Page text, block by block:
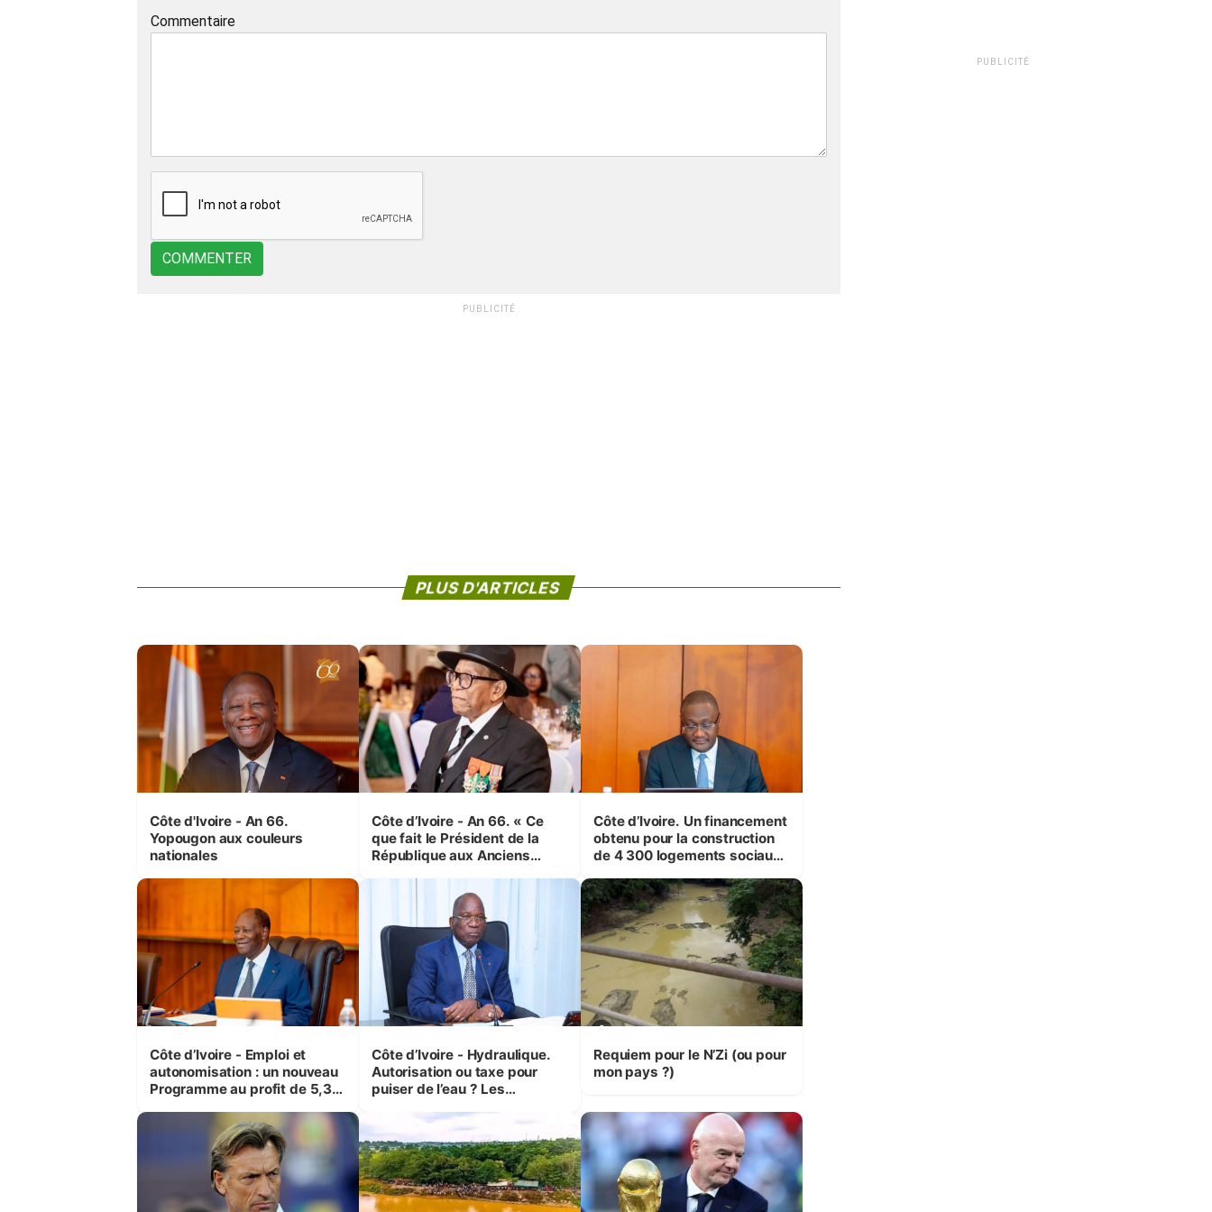
Commentaire
COMMENTER
PUBLICITÉ
PLUS D'ARTICLES
Côte d'Ivoire - An 66.
Yopougon aux couleurs
nationales
Côte d’Ivoire - An 66. « Ce
que fait le Président de la
République aux Anciens
(Cne Yassoungo Koné ®)
Côte d’Ivoire. Un financement
obtenu pour la construction
de 4 300 logements sociaux
Bouaké et Yamoussoukro
Côte d’Ivoire - Emploi et
autonomisation : un nouveau
Programme au profit de 5,3
Côte d’Ivoire - Hydraulique.
Autorisation ou taxe pour
puiser de l’eau ? Les
Requiem pour le N’Zi (ou pour
mon pays ?)
PUBLICITÉ